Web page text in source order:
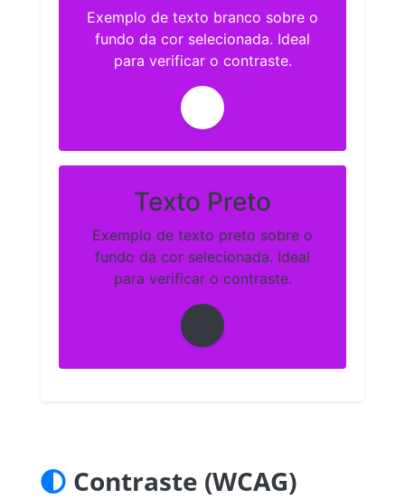
Exemplo de texto branco sobre o
fundo da cor selecionada. Ideal
para verificar o contraste.
Texto Preto
Exemplo de texto preto sobre o
fundo da cor selecionada. Ideal
para verificar o contraste.
Contraste (WCAG)